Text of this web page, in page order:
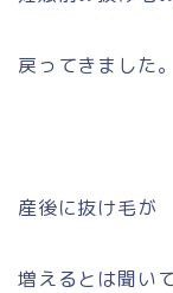
戻ってきました。
産後に抜け毛が
増えるとは聞い